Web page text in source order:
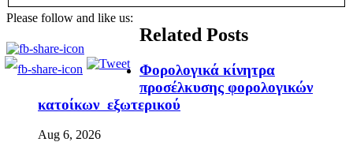
Please follow and like us:
Related Posts
Φορολογικά κίνητρα
προσέλκυσης φορολογικών
κατοίκων εξωτερικού
Aug 6, 2026